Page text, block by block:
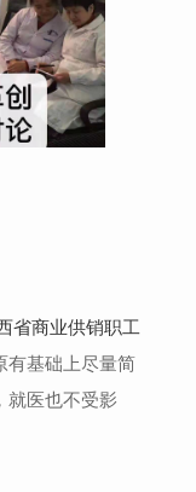
省商业供销职工
有基础上尽量简
就医也不受影